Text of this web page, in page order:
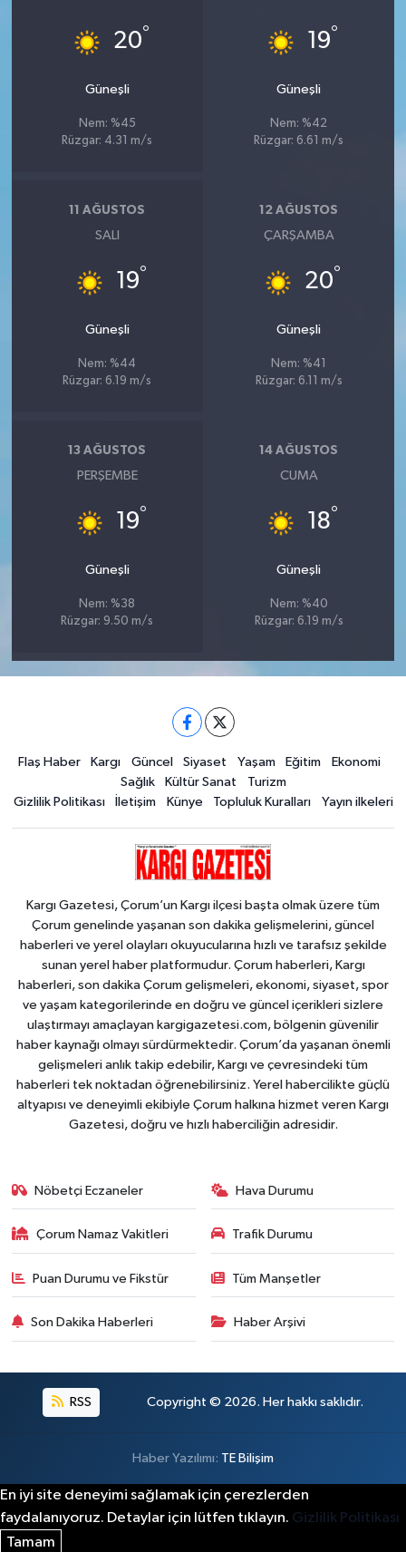
20°
Güneşli
Nem: %45
Rüzgar: 4.31 m/s
19°
Güneşli
Nem: %42
Rüzgar: 6.61 m/s
11 AĞUSTOS
SALI
19°
Güneşli
Nem: %44
Rüzgar: 6.19 m/s
12 AĞUSTOS
ÇARŞAMBA
20°
Güneşli
Nem: %41
Rüzgar: 6.11 m/s
13 AĞUSTOS
PERŞEMBE
19°
Güneşli
Nem: %38
Rüzgar: 9.50 m/s
14 AĞUSTOS
CUMA
18°
Güneşli
Nem: %40
Rüzgar: 6.19 m/s
Flaş Haber Kargı Güncel Siyaset Yaşam Eğitim
Ekonomi
Sağlık
Kültür Sanat
Turizm
Gizlilik Politikası
İletişim Künye Topluluk Kuralları Yayın ilkeleri
Kargı Gazetesi, Çorum’un Kargı ilçesi başta olmak üzere tüm
Çorum genelinde yaşanan son dakika gelişmelerini, güncel
haberleri ve yerel olayları okuyucularına hızlı ve tarafsız şekilde
sunan yerel haber platformudur. Çorum haberleri, Kargı
haberleri, son dakika Çorum gelişmeleri, ekonomi, siyaset, spor
ve yaşam kategorilerinde en doğru ve güncel içerikleri sizlere
ulaştırmayı amaçlayan kargigazetesi.com, bölgenin güvenilir
haber kaynağı olmayı sürdürmektedir. Çorum’da yaşanan önemli
gelişmeleri anlık takip edebilir, Kargı ve çevresindeki tüm
haberleri tek noktadan öğrenebilirsiniz. Yerel habercilikte güçlü
altyapısı ve deneyimli ekibiyle Çorum halkına hizmet veren Kargı
Gazetesi, doğru ve hızlı haberciliğin adresidir.
Nöbetçi Eczaneler Hava Durumu
Çorum Namaz Vakitleri Trafik Durumu
Puan Durumu ve Fikstür Tüm Manşetler
Son Dakika Haberleri Haber Arşivi
RSS Copyright © 2026. Her hakkı saklıdır.
Haber Yazılımı: TE Bilişim
En iyi site deneyimi sağlamak için çerezlerden
faydalanıyoruz. Detaylar için lütfen tıklayın. Gizlilik Politikası
Tamam